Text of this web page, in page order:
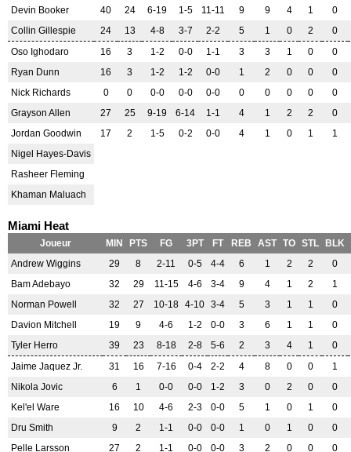
Devin Booker
40 24 6-19 1-5 11-11 9 9 4 1
0
Collin Gillespie
24 13 4-8 3-7 2-2 5 1 0 2
0
Oso Ighodaro
16 3 1-2 0-0 1-1 3 3 1 0
0
Ryan Dunn
16 3 1-2 1-2 0-0 1 2 0 0
0
Nick Richards
0 0 0-0 0-0 0-0 0 0 0 0
0
Grayson Allen
27 25 9-19 6-14 1-1 4 1 2 2
0
Jordan Goodwin
17 2 1-5 0-2 0-0 4 1 0 1
1
Nigel Hayes-Davis
Rasheer Fleming
Khaman Maluach
Miami Heat
Joueur MIN PTS FG 3PT FT REB AST TO STL
BLK
Andrew Wiggins
29 8 2-11 0-5 4-4 6 1 2 2
0
Bam Adebayo
32 29 11-15 4-6 3-4 9 4 1 2
1
Norman Powell
32 27 10-18 4-10 3-4 5 3 1 1
0
Davion Mitchell
19 9 4-6 1-2 0-0 3 6 1 1
0
Tyler Herro
39 23 8-18 2-8 5-6 2 3 4 1
0
Jaime Jaquez Jr.
31 16 7-16 0-4 2-2 4 8 0 0
1
Nikola Jovic
6 1 0-0 0-0 1-2 3 0 2 0
0
Kel'el Ware
16 10 4-6 2-3 0-0 5 1 0 1
0
Dru Smith
9 2 1-1 0-0 0-0 1 0 1 0
0
Pelle Larsson
27 2 1-1 0-0 0-0 3 2 0 0 0